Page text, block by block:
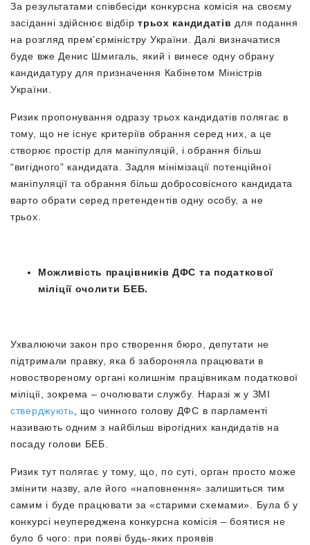
За результатами співбесіди конкурсна комісія на своєму
засіданні здійснює відбіртрьох кандидатів для подання
на розгляд прем’єрміністру України. Далі визначатися
буде вже Денис Шмигаль, який і винесе одну обрану
кандидатуру для призначення Кабінетом Міністрів
України.
Ризик пропонування одразу трьох кандидатів полягає в
тому, що не існує критеріїв обрання серед них, а це
створює простір для маніпуляцій, і обрання більш
“вигідного” кандидата. Задля мінімізації потенційної
маніпуляції та обрання більш добросовісного кандидата
варто обрати серед претендентів одну особу, а не
трьох.
Можливість працівників ДФС та податкової
міліції очолити БЕБ.
Ухвалюючи закон про створення бюро, депутати не
підтримали правку, яка б забороняла працювати в
новоствореному органі колишнім працівникам податкової
міліції, зокрема – очолювати службу. Наразі ж у ЗМІ
стверджують , що чинного голову ДФС в парламенті
називають одним з найбільш вірогідних кандидатів на
посаду голови БЕБ.
Ризик тут полягає у тому, що, по суті, орган просто може
змінити назву, але його «наповнення» залишиться тим
самим і буде працювати за «старими схемами». Була б у
конкурсі неупереджена конкурсна комісія – боятися не
було б чого: при появі будь-яких проявів